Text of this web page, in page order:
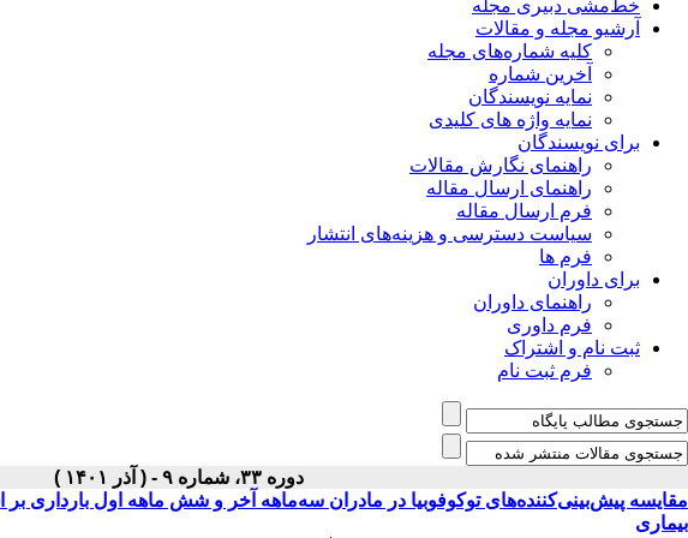
خط‌مشی دبیری مجله
آرشیو مجله و مقالات
کلیه شماره‌های مجله
آخرین شماره
نمایه نویسندگان
نمایه واژه های کلیدی
برای نویسندگان
راهنمای نگارش مقالات
راهنمای ارسال مقاله
فرم ارسال مقاله
سیاست دسترسی و هزینه‌های انتشار
فرم ها
برای داوران
راهنمای داوران
فرم داوری
ثبت نام و اشتراک
فرم ثبت نام
دوره ۳۳، شماره ۹ - ( آذر ۱۴۰۱ )
مقایسه پیش‌بینی‌کننده‌های توکوفوبیا در مادران سه‌ماهه آخر و شش ماهه اول بارداری
بیماری